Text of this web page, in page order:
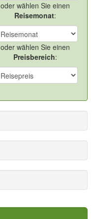
oder wählen Sie einen
Reisemonat:
oder wählen Sie einen
Preisbereich: